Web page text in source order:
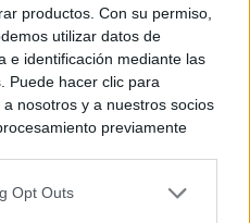
productos. Con su permiso,
utilizar datos de
e identificación mediante las
Puede hacer clic para
nosotros y a nuestros socios
previamente
en cuenta que algún
Opt Outs